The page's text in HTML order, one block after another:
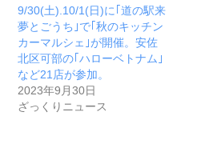
9/30(土).10/1(日)に｢道の駅来
夢とごうち｣で｢秋のキッチン
カーマルシェ｣が開催。安佐
北区可部の｢ハローベトナム｣
など21店が参加。
2023年9月30日
ざっくりニュース